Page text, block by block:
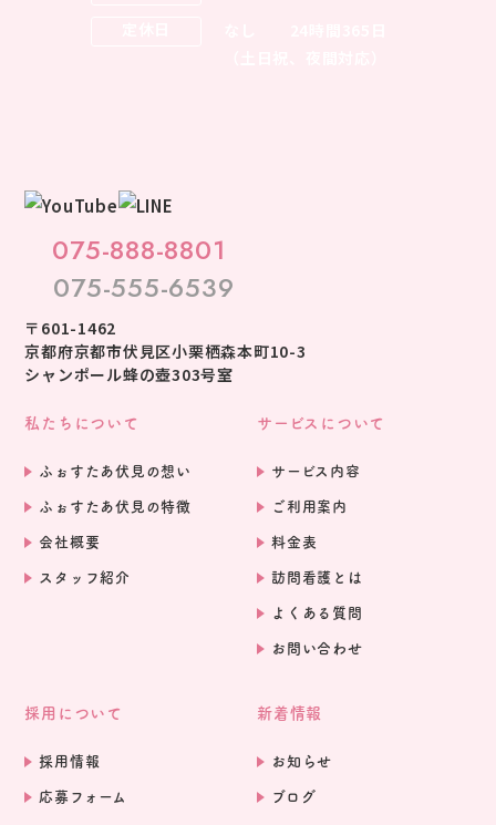
075-888-8801
075-555-6539
〒601-1462
京都府京都市伏見区小栗栖森本町10-3
シャンポール蜂の壺303号室
私たちについて
ふぉすたあ伏見の想い
ふぉすたあ伏見の特徴
会社概要
スタッフ紹介
サービスについて
サービス内容
ご利用案内
料金表
訪問看護とは
よくある質問
お問い合わせ
採用について
採用情報
応募フォーム
新着情報
お知らせ
ブログ